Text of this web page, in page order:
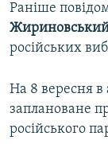
Раніше
російських
На 8 вересня в
заплановане
російського